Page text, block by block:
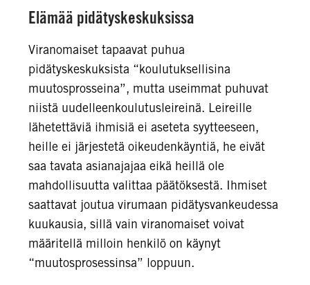
Elämää pidätyskeskuksissa
Viranomaiset tapaavat puhua
pidätyskeskuksista “koulutuksellisina
muutosprosseina”, mutta useimmat puhuvat
niistä uudelleenkoulutusleireinä. Leireille
lähetettäviä ihmisiä ei aseteta syytteeseen,
heille ei järjestetä oikeudenkäyntiä, he eivät
saa tavata asianajajaa eikä heillä ole
mahdollisuutta valittaa päätöksestä. Ihmiset
saattavat joutua virumaan pidätysvankeudessa
kuukausia, sillä vain viranomaiset voivat
määritellä milloin henkilö on käynyt
“muutosprosessinsa” loppuun.